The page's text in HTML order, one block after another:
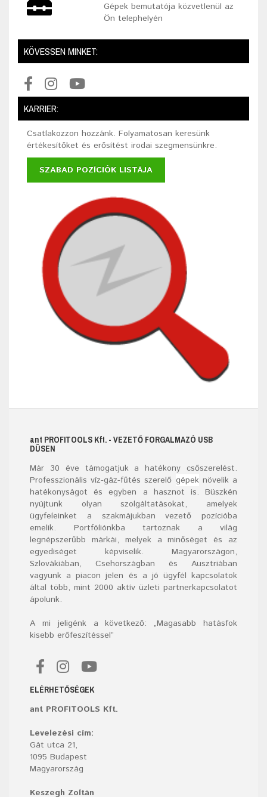
Gépek bemutatója közvetlenül az
Ön telephelyén
KÖVESSEN MINKET:
KARRIER:
Csatlakozzon hozzánk. Folyamatosan keresünk
értékesítőket és erősítést irodai szegmensünkre.
SZABAD POZÍCIÓK LISTÁJA
ant PROFITOOLS Kft. - VEZETŐ FORGALMAZÓ USB
DÜSEN
Már 30 éve támogatjuk a hatékony csőszerelést.
Professzionális víz-gáz-fűtés szerelő gépeknövelik a
hatékonyságot és egyben a hasznot is. Büszkén
nyújtunk olyan szolgáltatásokat, amelyek
ügyfeleinket a szakmájukban vezető pozícióba
emelik. Portfóliónkba tartoznak a világ
legnépszerűbb márkái, melyek a minőséget és az
egyediséget képviselik. Magyarországon,
Szlovákiában, Csehországban és Ausztriában
vagyunk a piacon jelen és a jó ügyfél kapcsolatok
által több, mint 2000 aktív üzleti partnerkapcsolatot
ápolunk.
A mi jeligénk a következő: „Magasabb hatásfok
kisebb erőfeszítéssel”
ELÉRHETŐSÉGEK
ant PROFITOOLS Kft.
Levelezési cím:
Gát utca 21,
1095 Budapest
Magyarország
Keszegh Zoltán